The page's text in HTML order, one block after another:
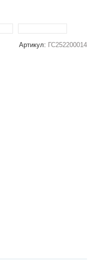
Артикул: ГС252200014